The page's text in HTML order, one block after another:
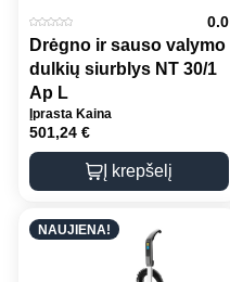
0.0
Drėgno ir sauso valymo
dulkių siurblys NT 30/1
Ap L
Įprasta Kaina
501,24 €
Į krepšelį
NAUJIENA!